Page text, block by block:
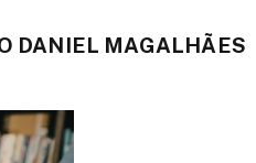
DANIEL MAGALHÃES